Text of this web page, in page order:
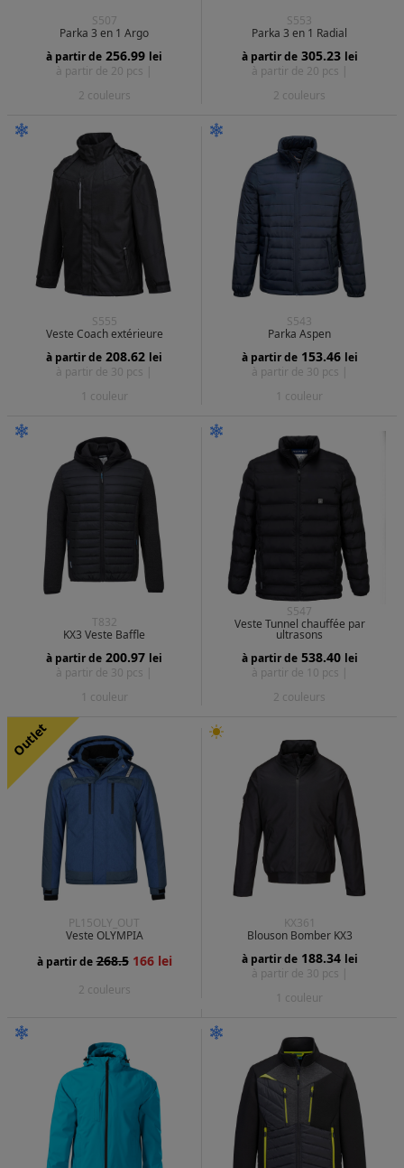
S507
Parka 3 en 1 Argo
à partir de 256.99 lei
à partir de 20 pcs |
2 couleurs
S553
Parka 3 en 1 Radial
à partir de 305.23 lei
à partir de 20 pcs |
2 couleurs
S555
Veste Coach extérieure
à partir de 208.62 lei
à partir de 30 pcs |
1 couleur
S543
Parka Aspen
à partir de 153.46 lei
à partir de 30 pcs |
1 couleur
T832
KX3 Veste Baffle
à partir de 200.97 lei
à partir de 30 pcs |
1 couleur
S547
Veste Tunnel chauffée par
ultrasons
à partir de 538.40 lei
à partir de 10 pcs |
2 couleurs
Outlet
PL15OLY_OUT
Veste OLYMPIA
à partir de 268.5 166 lei
2 couleurs
KX361
Blouson Bomber KX3
à partir de 188.34 lei
à partir de 30 pcs |
1 couleur